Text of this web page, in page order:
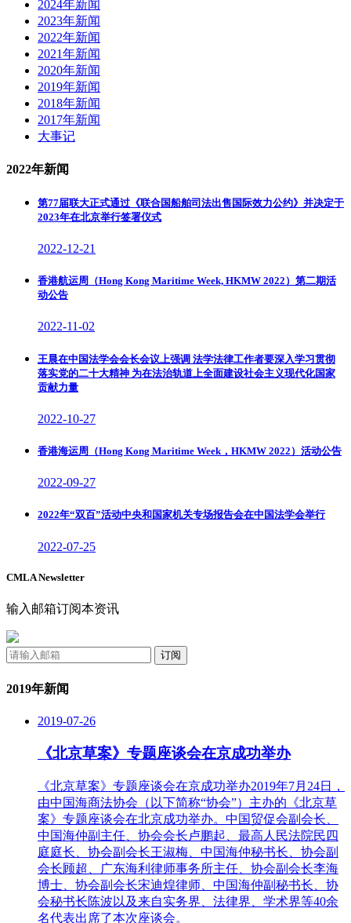
2024年新闻
2023年新闻
2022年新闻
2021年新闻
2020年新闻
2019年新闻
2018年新闻
2017年新闻
大事记
2022年新闻
第77届联大正式通过《联合国船舶司法出售国际效力公约》并决定于
2023年在北京举行签署仪式
2022-12-21
香港航运周（Hong Kong Maritime Week, HKMW 2022）第二期活
动公告
2022-11-02
王晨在中国法学会会长会议上强调 法学法律工作者要深入学习贯彻
落实党的二十大精神 为在法治轨道上全面建设社会主义现代化国家
贡献力量
2022-10-27
香港海运周（Hong Kong Maritime Week，HKMW 2022）活动公告
2022-09-27
2022年“双百”活动中央和国家机关专场报告会在中国法学会举行
2022-07-25
CMLA Newsletter
输入邮箱订阅本资讯
订阅
2019年新闻
2019-07-26
《北京草案》专题座谈会在京成功举办
《北京草案》专题座谈会在京成功举办2019年7月24日，
由中国海商法协会（以下简称“协会”）主办的《北京草
案》专题座谈会在北京成功举办。中国贸促会副会长、
中国海仲副主任、协会会长卢鹏起、最高人民法院民四
庭庭长、协会副会长王淑梅、中国海仲秘书长、协会副
会长顾超、广东海利律师事务所主任、协会副会长李海
博士、协会副会长宋迪煌律师、中国海仲副秘书长、协
会秘书长陈波以及来自实务界、法律界、学术界等40余
名代表出席了本次座谈会。